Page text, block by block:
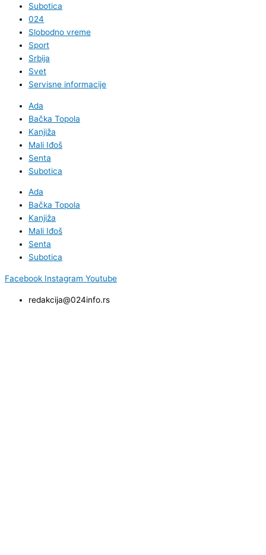
Subotica
024
Slobodno vreme
Sport
Srbija
Svet
Servisne informacije
Ada
Bačka Topola
Kanjiža
Mali Iđoš
Senta
Subotica
Ada
Bačka Topola
Kanjiža
Mali Iđoš
Senta
Subotica
Facebook Instagram Youtube
redakcija@024info.rs